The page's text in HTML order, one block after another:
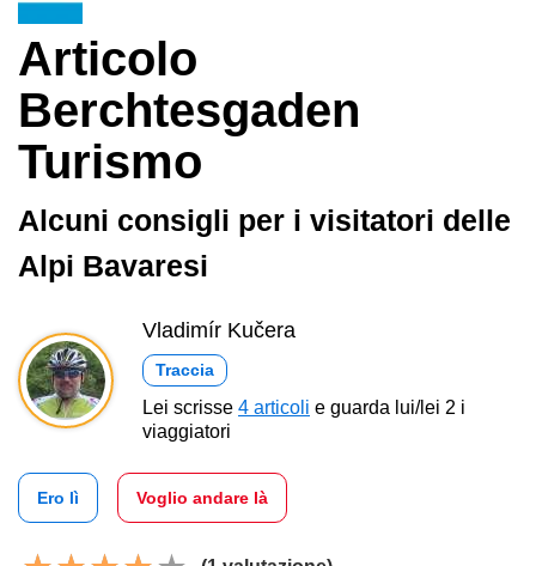
Articolo
Berchtesgaden
Turismo
Alcuni consigli per i visitatori delle
Alpi Bavaresi
Vladimír Kučera
Traccia
Lei scrisse 4 articoli e guarda lui/lei 2 i
viaggiatori
Ero lì Voglio andare là